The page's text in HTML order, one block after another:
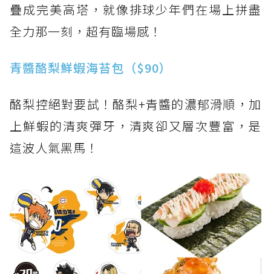
疊成完美高塔，就像排球少年們在場上拼盡
全力那一刻，超有臨場感！
青醬酪梨鮮蝦海苔包（$90）
酪梨控絕對要試！酪梨+青醬的濃郁滑順，加
上鮮蝦的清爽彈牙，清爽卻又層次豐富，是
這波人氣黑馬！